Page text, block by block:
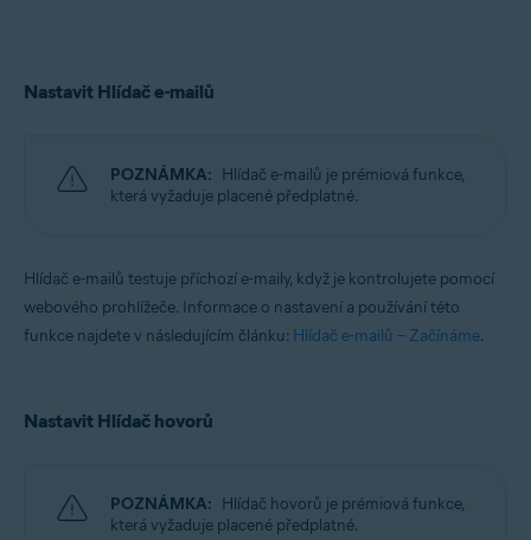
Nastavit Hlídač e-mailů
POZNÁMKA: Hlídač e-mailů je prémiová funkce,
která vyžaduje placené předplatné.
Hlídač e-mailů testuje příchozí e-maily, když je kontrolujete pomocí
webového prohlížeče. Informace o nastavení a používání této
funkce najdete v následujícím článku: Hlídač e-mailů – Začínáme.
Nastavit Hlídač hovorů
POZNÁMKA: Hlídač hovorů je prémiová funkce,
která vyžaduje placené předplatné.